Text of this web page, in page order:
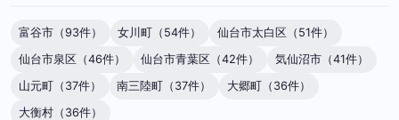
富谷市（93件） 女川町（54件）
仙台市太白区（51件）
仙台市泉区（46件）
仙台市青葉区（42件）
気仙沼市（41件）
山元町（37件）
南三陸町（37件）
大郷町（36件）
大衡村（36件）